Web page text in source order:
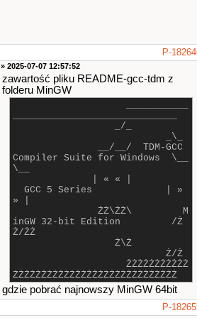
P-
» 2025-07-07 12:57:52
zawartość pliku README-gcc-tdm z
folderu MinGW
_/_
_\_
__/__/ TDM-GCC
Compiler Suite for Windows \__
\__
| « « |
GCC 5 Series | »
» |
ŻŻ\ŻŻ\ M
inGW 32-bit Edition /Ż
Ż/ŻŻ
Ż\Ż
Ż/Ż
ŻŻŻŻŻŻŻŻŻŻŻ
ŻŻŻŻŻŻŻŻŻŻŻŻŻŻŻŻŻŻŻŻŻŻŻŻŻŻŻŻŻ
gdzie pobrać najnowszy MinGW 64bit
P-